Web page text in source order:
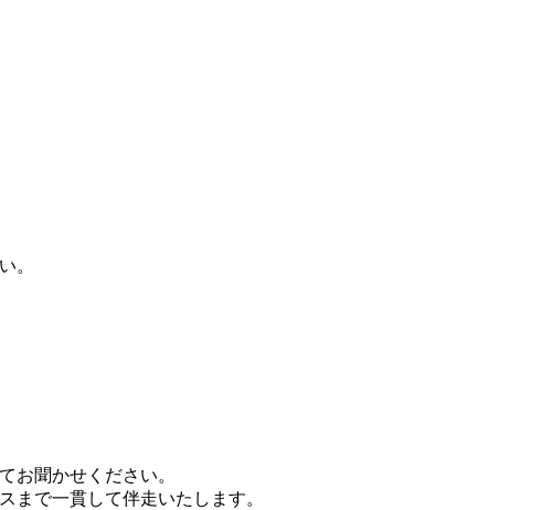
。
お聞かせください。
まで一貫して伴走いたします。